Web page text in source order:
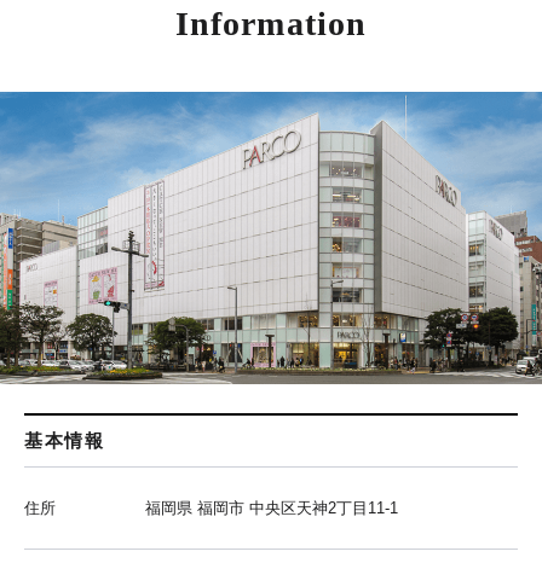
Information
基本情報
住所 福岡県 福岡市 中央区天神2丁目11-1